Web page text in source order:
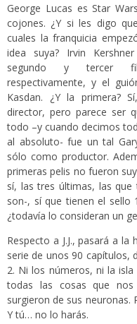
George Lucas es Star
cojones. ¿Y si les digo
cuales la franquicia
idea suya? Irvin
segundo y tercer
respectivamente, y el
Kasdan. ¿Y la primera?
director, pero parece ser
todo –y cuando decimos
al absoluto- fue un tal
sólo como productor.
primeras pelis no fueron
sí, las tres últimas, las
son-, sí que tienen el sello
¿todavía lo consideran un
Respecto a J.J., pasará a
serie de unos 90 capítulos,
2. Ni los números, ni la
todas las cosas que
surgieron de sus neuronas.
Y tú… no lo harás.